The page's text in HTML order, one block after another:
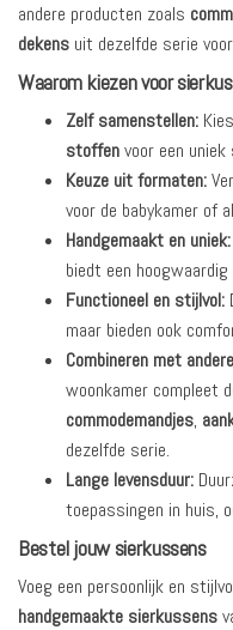
andere producten zoals
dekens uit dezelfde serie
Waarom kiezen voor
Zelf samenstellen:
stoffenvoor een
Keuze uit formaten:
voor de babykamer of
Handgemaakt en uniek:
biedt een
Functioneel en stijlvol:
maar bieden ook
Combineren met
woonkamer compleet
commodemandjes,
dezelfde serie.
Lange levensduur:
toepassingen in huis,
Bestel jouwsierkussens
Voeg een persoonlijk en
handgemaakte sierkussens